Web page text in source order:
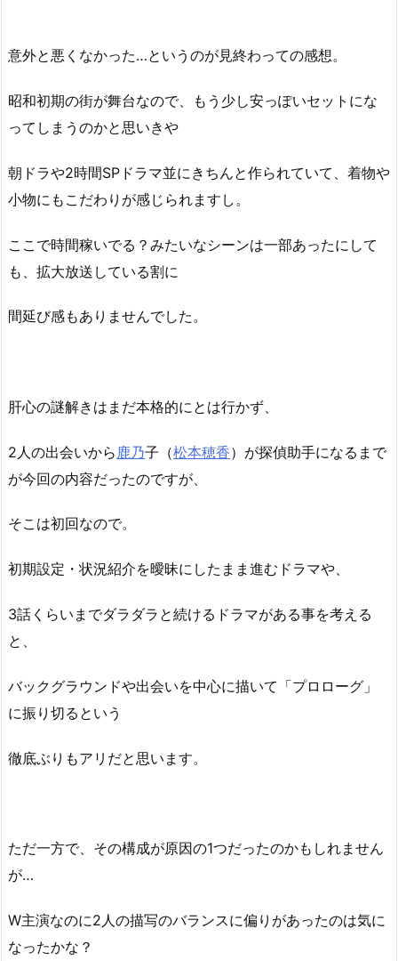
意外と悪くなかった…というのが見終わっての感想。
昭和初期の街が舞台なので、もう少し安っぽいセットにな
ってしまうのかと思いきや
朝ドラや2時間SPドラマ並にきちんと作られていて、着物や
小物にもこだわりが感じられますし。
ここで時間稼いでる？みたいなシーンは一部あったにして
も、拡大放送している割に
間延び感もありませんでした。
肝心の謎解きはまだ本格的にとは行かず、
2人の出会いから 鹿乃子（松本穂香）が探偵助手になるまで
が今回の内容だったのですが、
そこは初回なので。
初期設定・状況紹介を曖昧にしたまま進むドラマや、
3話くらいまでダラダラと続けるドラマがある事を考える
と、
バックグラウンドや出会いを中心に描いて「プロローグ」
に振り切るという
徹底ぶりもアリだと思います。
ただ一方で、その構成が原因の1つだったのかもしれません
が…
W主演なのに2人の描写のバランスに偏りがあったのは気に
なったかな？